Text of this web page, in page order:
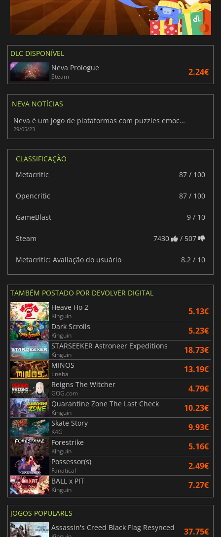
DLC DISPONÍVEL
Neva Prologue
Steam 2.24€
NEVA NOTÍCIAS
Neva é um jogo de plataformas com puzzles emocionais dos criadores de Gris
29/05/23
CLASSIFICAÇÃO
Metacritic
87 / 100
Opencritic 87 / 100
GameBlast 9 / 10
Steam 7430 / 507
Metacritic: Avaliação do usuário 8.2 / 10
TAMBÉM POSTADO POR DEVOLVER DIGITAL
Heave Ho 2
Kinguin 5.13€
Dark Scrolls
Kinguin 5.23€
STARSEEKER Astroneer Expeditions
Kinguin 18.73€
MINOS
Eneba 13.19€
Reigns The Witcher
GOG.com 4.79€
Quarantine Zone The Last Check
Kinguin 10.23€
Skate Story
K4G 9.93€
Forestrike
Kinguin 5.16€
Possessor(s)
Fanatical 2.49€
BALL x PIT
Kinguin 7.27€
JOGOS POPULARES
Assassin's Creed Black Flag Resynced
37.75€